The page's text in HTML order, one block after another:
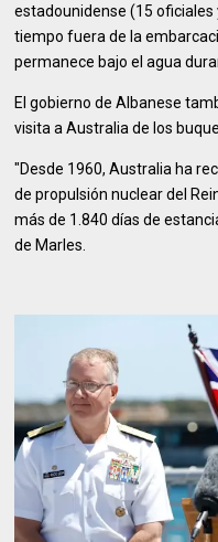
estadounidense (15 oficiales
tiempo fuera de la
permanece bajo el agua
El gobierno de Albanese
visita a Australia de los
"Desde 1960, Australia ha
de propulsión nuclear del
más de 1.840 días de
de Marles.